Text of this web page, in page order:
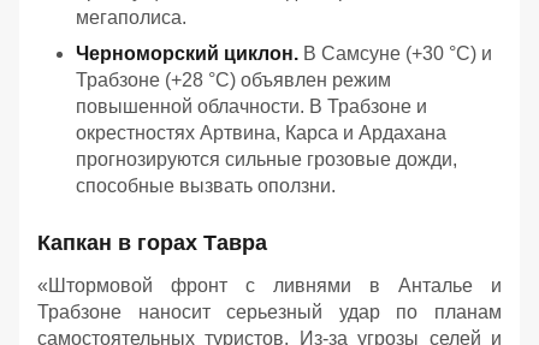
мегаполиса.
Черноморский циклон. В Самсуне (+30 °C) и
Трабзоне (+28 °C) объявлен режим
повышенной облачности. В Трабзоне и
окрестностях Артвина, Карса и Ардахана
прогнозируются сильные грозовые дожди,
способные вызвать оползни.
Капкан в горах Тавра
«Штормовой фронт с ливнями в Анталье и
Трабзоне наносит серьезный удар по планам
самостоятельных туристов. Из-за угрозы селей и